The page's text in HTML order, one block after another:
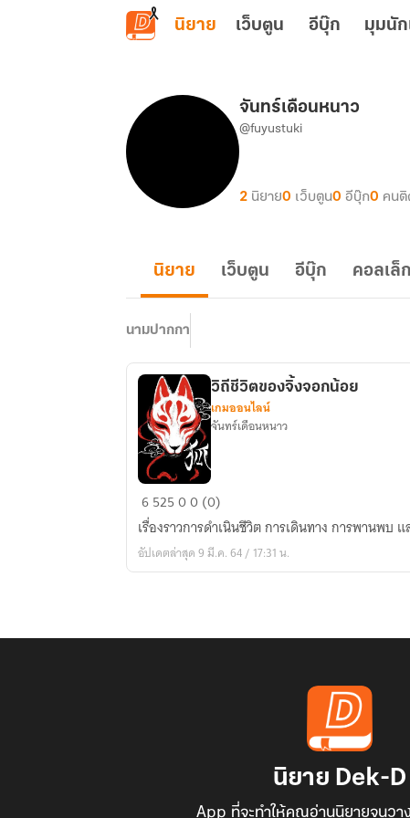
ข้ามไปยังเนื้อหาหลัก
นิยาย เว็บตูน อีบุ๊ก มุมนัก
จันทร์เดือนหนาว
@fuyustuki
2 นิยาย0 เว็บตูน0 อีบุ๊ก0 คนติ
นิยาย เว็บตูน อีบุ๊ก คอลเล็
นามปากกา
วิถี
ชีวิต
ของ
จิ้งจอก
วิถีชีวิตของจิ้งจอกน้อย
เกมออนไลน์
จันทร์เดือนหนาว
652500 (0)
เรื่องราวการดำเนินชีวิต การเดินทาง การพานพบ
อัปเดตล่าสุด 9 มี.ค. 64 / 17:31 น.
นิยาย Dek-D
App ที่จะทำให้คุณอ่านนิยายจนวา